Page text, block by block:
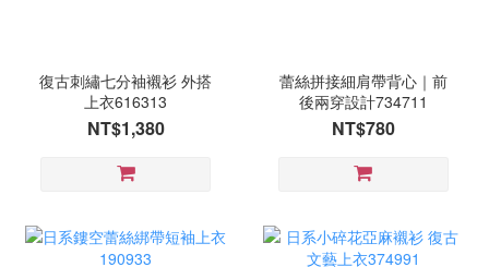
復古刺繡七分袖襯衫 外搭
上衣616313
NT$1,380
蕾絲拼接細肩帶背心｜前
後兩穿設計734711
NT$780